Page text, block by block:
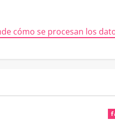
cómo se procesan los